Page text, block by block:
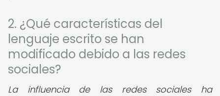
2. ¿Qué características del
lenguaje escrito se han
modificado debido a las redes
sociales?
La influencia de las redes sociales ha